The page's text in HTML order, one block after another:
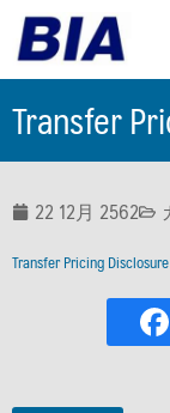
Transfer
22 12月 2562
Transfer Pricing